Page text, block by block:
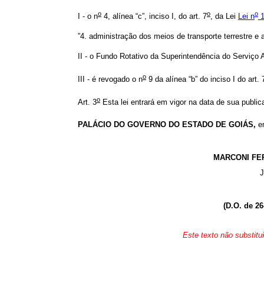
I - o no 4, alínea “c”, inciso I, do art. 7o , da Lei Lei no
”4. administração dos meios de transporte terrestre e
II - o Fundo Rotativo da Superintendência do
III - é revogado o no 9 da alínea “b” do inciso I do art.
Art. 3o Esta lei entrará em vigor na data de sua
PALÁCIO DO GOVERNO DO ESTADO DE GOIÁS,
MARCONI
(D.O. de
Este texto não